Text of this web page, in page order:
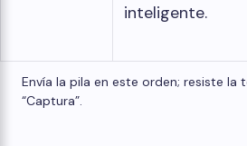
inteligente.
Envía la pila en este orden; resiste
“Captura”.